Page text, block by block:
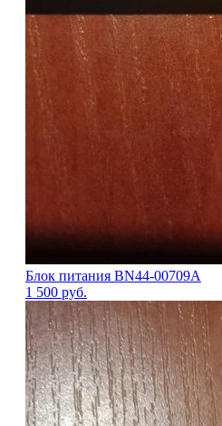
Блок питания BN44-00709A
1 500 руб.